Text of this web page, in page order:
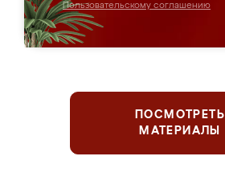
Пользовательскому соглашению
ПОСМОТРЕТЬ
МАТЕРИАЛЫ